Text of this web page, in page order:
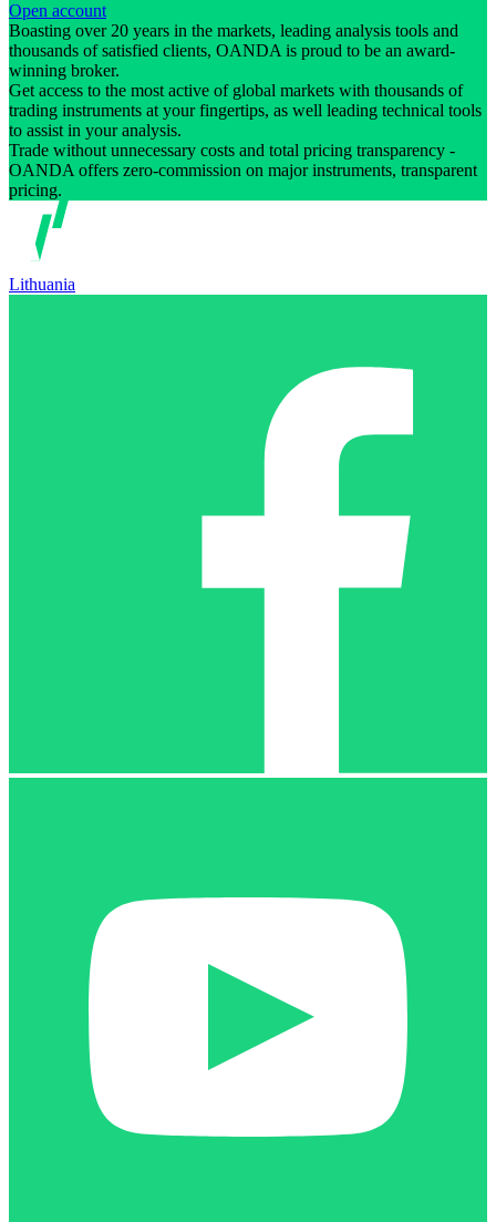
Open account
Boasting over 20 years in the markets, leading analysis tools and
thousands of satisfied clients, OANDA is proud to be an award-
winning broker.
Get access to the most active of global markets with thousands of
trading instruments at your fingertips, as well leading technical tools
to assist in your analysis.
Trade without unnecessary costs and total pricing transparency -
OANDA offers zero-commission on major instruments, transparent
pricing.
Lithuania